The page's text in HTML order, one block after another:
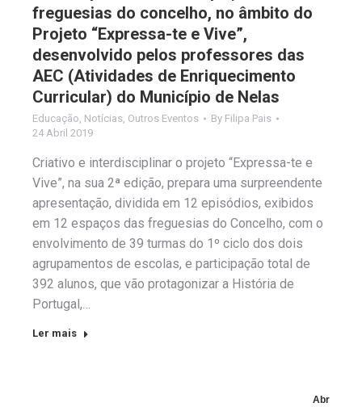
freguesias do concelho, no âmbito do
Projeto “Expressa-te e Vive”,
desenvolvido pelos professores das
AEC (Atividades de Enriquecimento
Curricular) do Município de Nelas
Educação, Notícias, Outros Eventos By Filipa Pais
24 Abril 2019
Criativo e interdisciplinar o projeto “Expressa-te e
Vive”, na sua 2ª edição, prepara uma surpreendente
apresentação, dividida em 12 episódios, exibidos
em 12 espaços das freguesias do Concelho, com o
envolvimento de 39 turmas do 1º ciclo dos dois
agrupamentos de escolas, e participação total de
392 alunos, que vão protagonizar a História de
Portugal,…
Ler mais
Abr